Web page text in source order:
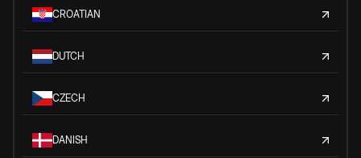
CROATIAN
DUTCH
CZECH
DANISH